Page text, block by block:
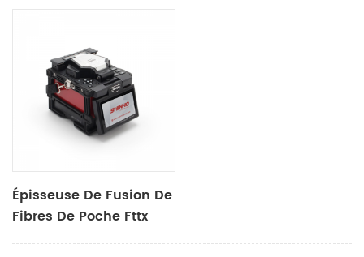
Épisseuse De Fusion De
Fibres De Poche Fttx